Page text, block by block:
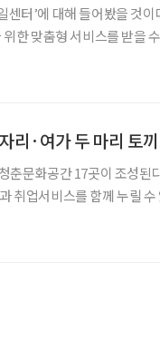
터’에 대해 들어봤을 것
한 맞춤형 서비스를 받을
리·여가 두 마리 토
춘문화공간 17곳이 조성된
비스를 함께 누릴 수 있게 됐다.